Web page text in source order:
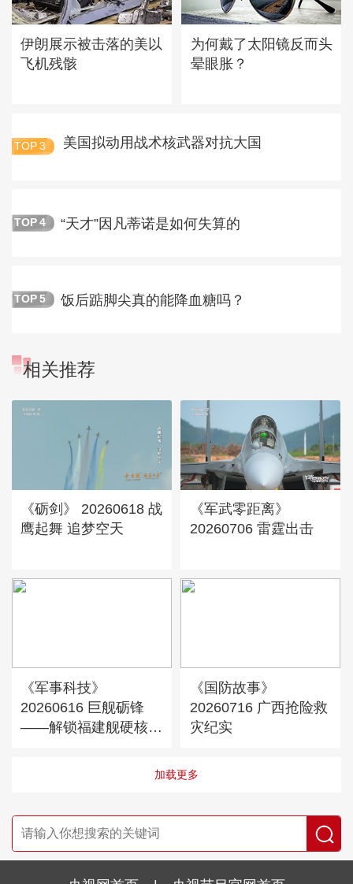
伊朗展示被击落的美以
飞机残骸
为何戴了太阳镜反而头
晕眼胀？
TOP 3 美国拟动用战术核武器对抗大国
TOP 4 “天才”因凡蒂诺是如何失算的
TOP 5 饭后踮脚尖真的能降血糖吗？
相关推荐
《砺剑》 20260618 战
鹰起舞 追梦空天
《军武零距离》
20260706 雷霆出击
《军事科技》
20260616 巨舰砺锋
——解锁福建舰硬核军
《国防故事》
20260716 广西抢险救
灾纪实
加载更多